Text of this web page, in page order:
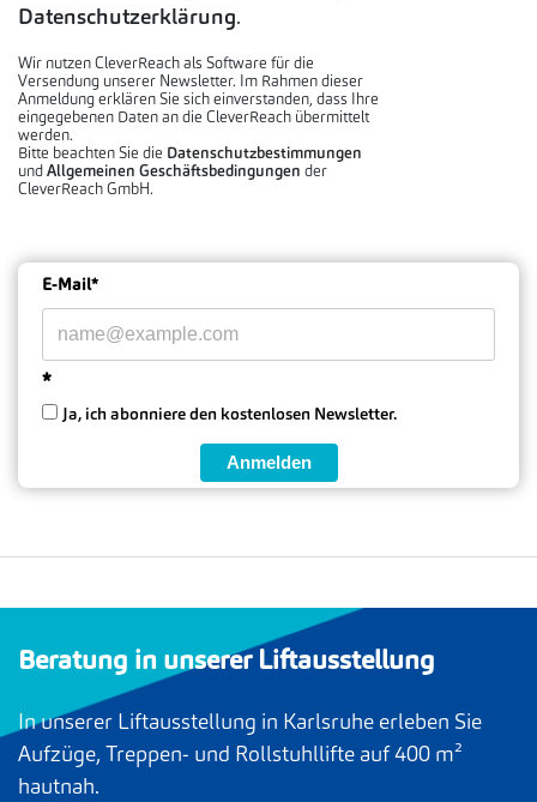
Datenschutzerklärung.
Wir nutzen CleverReach als Software für die
Versendung unserer Newsletter. Im Rahmen dieser
Anmeldung erklären Sie sich einverstanden, dass Ihre
eingegebenen Daten an die CleverReach übermittelt
werden.
Bitte beachten Sie die Datenschutzbestimmungen
undAllgemeinen Geschäftsbedingungen der
CleverReach GmbH.
E-Mail*
*
Ja, ich abonniere den kostenlosen Newsletter.
Anmelden
Beratung in unserer Liftausstellung
In unserer Liftausstellung in Karlsruhe erleben Sie
Aufzüge, Treppen- und Rollstuhllifte auf 400 m²
hautnah.